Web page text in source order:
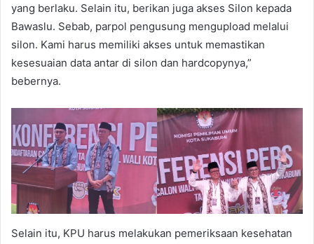
yang berlaku. Selain itu, berikan juga akses Silon kepada
Bawaslu. Sebab, parpol pengusung mengupload melalui
silon. Kami harus memiliki akses untuk memastikan
kesesuaian data antar di silon dan hardcopynya,”
bebernya.
Selain itu, KPU harus melakukan pemeriksaan kesehatan